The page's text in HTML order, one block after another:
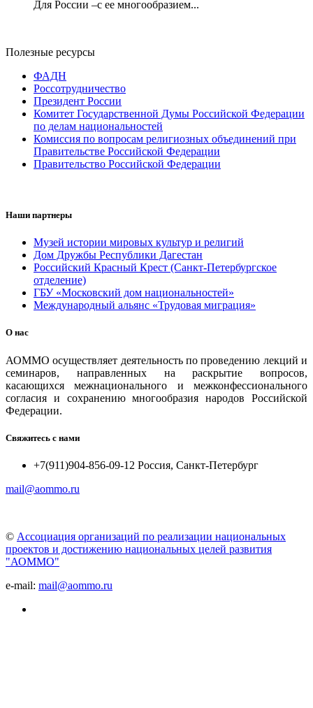
Для России –с ее многообразием...
Полезные ресурсы
ФАДН
Россотрудничество
Президент России
Комитет Государственной Думы Российской Федерации
по делам национальностей
Комиссия по вопросам религиозных объединений при
Правительстве Российской Федерации
Правительство Российской Федерации
Наши партнеры
Музей истории мировых культур и религий
Дом Дружбы Республики Дагестан
Российский Красный Крест (Санкт-Петербургское
отделение)
ГБУ «Московский дом национальностей»
Международный альянс «Трудовая миграция»
О нас
АОММО осуществляет деятельность по проведению лекций и
семинаров, направленных на раскрытие вопросов,
касающихся межнационального и межконфессионального
согласия и сохранению многообразия народов Российской
Федерации.
Свяжитесь с нами
+7(911)904-856-09-12 Россия, Санкт-Петербург
mail@aommo.ru
© Ассоциация организаций по реализации национальных
проектов и достижению национальных целей развития
"АОММО"
e-mail: mail@aommo.ru